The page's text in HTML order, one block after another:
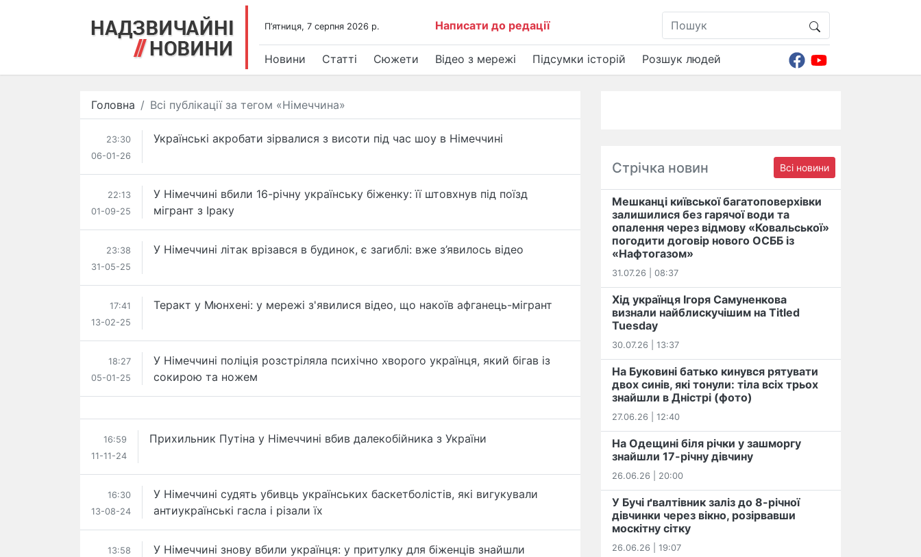
П’ятниця, 7 серпня 2026 р. Написати до редації
Новини Статті Сюжети Відео з мережі Підсумки історій Розшук людей
Головна Всі публікації за тегом «Німеччина»
23:30
06-01-26
Українські акробати зірвалися з висоти під час шоу в Німеччині
22:13
01-09-25
У Німеччині вбили 16-річну українську біженку: її штовхнув під поїзд
мігрант з Іраку
23:38
31-05-25
У Німеччині літак врізався в будинок, є загиблі: вже з’явилось відео
17:41
13-02-25
Теракт у Мюнхені: у мережі з'явилися відео, що накоїв афганець-мігрант
18:27
05-01-25
У Німеччині поліція розстріляла психічно хворого українця, який бігав із
сокирою та ножем
16:59
11-11-24
Прихильник Путіна у Німеччині вбив далекобійника з України
16:30
13-08-24
У Німеччині судять убивць українських баскетболістів, які вигукували
антиукраїнські гасла і різали їх
13:58
У Німеччині знову вбили українця: у притулку для біженців знайшли
Стрічка новин Всі новини
Мешканці київської багатоповерхівки
залишилися без гарячої води та
опалення через відмову «Ковальської»
погодити договір нового ОСББ із
«Нафтогазом»
31.07.26 | 08:37
Хід українця Ігоря Самуненкова
визнали найблискучішим на Titled
Tuesday
30.07.26 | 13:37
На Буковині батько кинувся рятувати
двох синів, які тонули: тіла всіх трьох
знайшли в Дністрі (фото)
27.06.26 | 12:40
На Одещині біля річки у зашморгу
знайшли 17-річну дівчину
26.06.26 | 20:00
У Бучі ґвалтівник заліз до 8-річної
дівчинки через вікно, розірвавши
москітну сітку
26.06.26 | 19:07